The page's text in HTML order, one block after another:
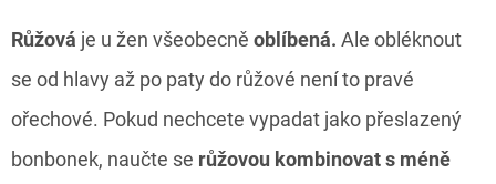
Růžová je u žen všeobecně oblíbená. Ale obléknout
se od hlavy až po paty do růžové není to pravé
ořechové. Pokud nechcete vypadat jako přeslazený
bonbonek, naučte se růžovou kombinovat s méně